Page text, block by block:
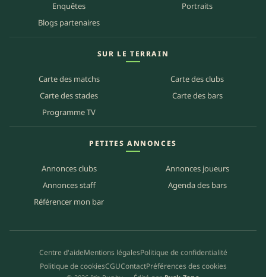
Enquêtes
Portraits
Blogs partenaires
SUR LE TERRAIN
Carte des matchs
Carte des clubs
Carte des stades
Carte des bars
Programme TV
PETITES ANNONCES
Annonces clubs
Annonces joueurs
Annonces staff
Agenda des bars
Référencer mon bar
Centre d'aideMentions légalesPolitique de confidentialité
Politique de cookiesCGUContactPréférences des cookies